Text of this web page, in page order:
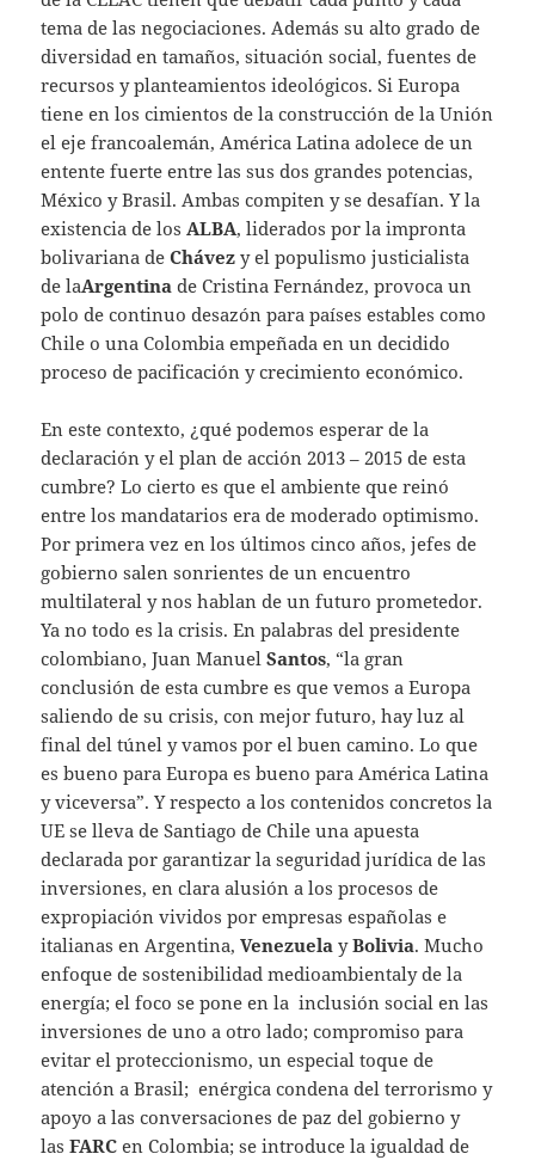
tema de las negociaciones. Además su alto grado de
diversidad en tamaños, situación social, fuentes de
recursos y planteamientos ideológicos. Si Europa
tiene en los cimientos de la construcción de la Unión
el eje francoalemán, América Latina adolece de un
entente fuerte entre las sus dos grandes potencias,
México y Brasil. Ambas compiten y se desafían. Y la
existencia de los ALBA, liderados por la impronta
bolivariana deChávez y el populismo justicialista
de laArgentina de Cristina Fernández, provoca un
polo de continuo desazón para países estables como
Chile o una Colombia empeñada en un decidido
proceso de pacificación y crecimiento económico.
En este contexto, ¿qué podemos esperar de la
declaración y el plan de acción 2013 – 2015 de esta
cumbre? Lo cierto es que el ambiente que reinó
entre los mandatarios era de moderado optimismo.
Por primera vez en los últimos cinco años, jefes de
gobierno salen sonrientes de un encuentro
multilateral y nos hablan de un futuro prometedor.
Ya no todo es la crisis. En palabras del presidente
colombiano, Juan ManuelSantos, “la gran
conclusión de esta cumbre es que vemos a Europa
saliendo de su crisis, con mejor futuro, hay luz al
final del túnel y vamos por el buen camino. Lo que
es bueno para Europa es bueno para América Latina
y viceversa”. Y respecto a los contenidos concretos la
UE se lleva de Santiago de Chile una apuesta
declarada por garantizar la seguridad jurídica de las
inversiones, en clara alusión a los procesos de
expropiación vividos por empresas españolas e
italianas en Argentina,Venezuela yBolivia. Mucho
enfoque de sostenibilidad medioambientaly de la
energía; el foco se pone en la inclusión social en las
inversiones de uno a otro lado; compromiso para
evitar el proteccionismo, un especial toque de
atención a Brasil; enérgica condena del terrorismo y
apoyo a las conversaciones de paz del gobierno y
lasFARC en Colombia; se introduce la igualdad de